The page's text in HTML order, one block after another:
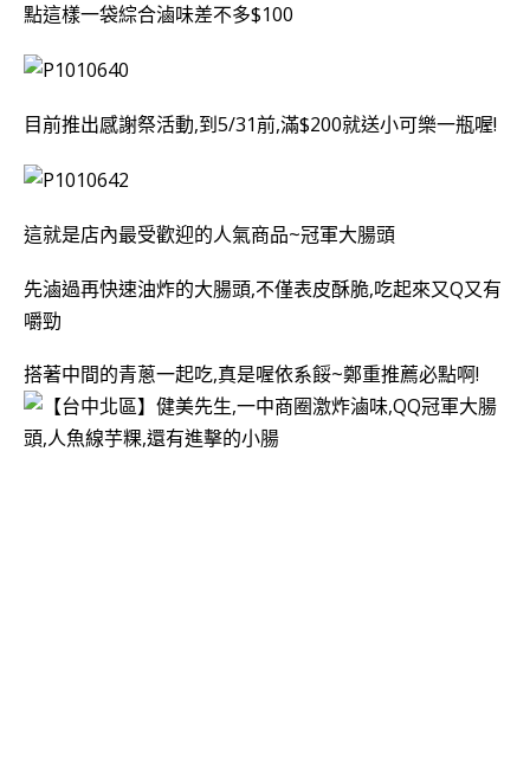
點這樣一袋綜合滷味差不多$100
目前推出感謝祭活動,到5/31前,滿$200就送小可樂一瓶喔!
這就是店內最受歡迎的人氣商品~冠軍大腸頭
先滷過再快速油炸的大腸頭,不僅表皮酥脆,吃起來又Q又有
嚼勁
搭著中間的青蔥一起吃,真是喔依系餒~鄭重推薦必點啊!